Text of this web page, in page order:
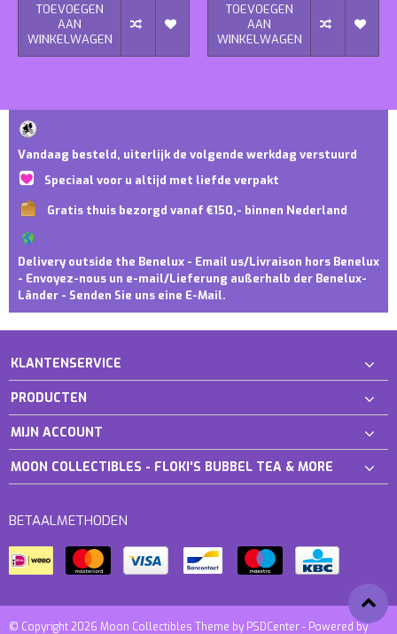
TOEVOEGEN
AAN
WINKELWAGEN
TOEVOEGEN
AAN
WINKELWAGEN
Vandaag besteld, uiterlijk de volgende werkdag verstuurd
Speciaal voor u altijd met liefde verpakt
Gratis thuis bezorgd vanaf €150,- binnen Nederland
Delivery outside the Benelux - Email us/Livraison hors Benelux
- Envoyez-nous un e-mail/Lieferung außerhalb der Benelux-
Länder - Senden Sie uns eine E-Mail.
KLANTENSERVICE
PRODUCTEN
MIJN ACCOUNT
MOON COLLECTIBLES - FLOKI'S BUBBEL TEA & MORE
BETAALMETHODEN
© Copyright 2026 Moon Collectibles Theme by PSDCenter- Powered by